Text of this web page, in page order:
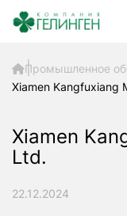
Промышленное
Xiamen Kangfuxiang
Xiamen
Ltd.
22.12.2024